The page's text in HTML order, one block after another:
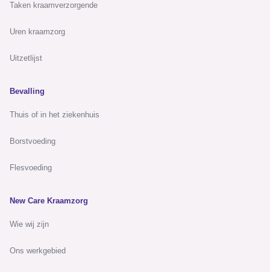
Taken kraamverzorgende
Uren kraamzorg
Uitzetlijst
Bevalling
Thuis of in het ziekenhuis
Borstvoeding
Flesvoeding
New Care Kraamzorg
Wie wij zijn
Ons werkgebied